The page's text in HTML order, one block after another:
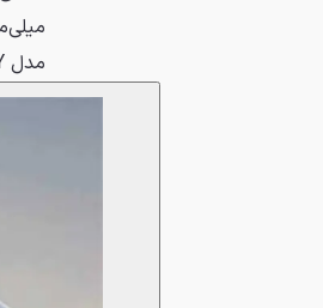
مدل Y و جنسیس GV60 است و به نظر می‌رسد برای استفاده‌های خانوادگی مناسب‌تر باشد.